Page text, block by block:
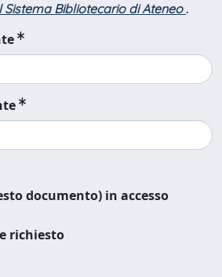
Sistema Bibliotecario di Ateneo .
documento) in accesso
richiesto